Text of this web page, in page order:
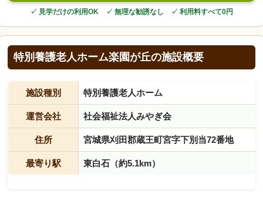
✓ 見学だけの利用OK ✓ 無理な勧誘なし ✓ 利用料すべて0円
特別養護老人ホーム楽園が丘の施設概要
施設種別 特別養護老人ホーム
運営会社 社会福祉法人みやぎ会
住所 宮城県刈田郡蔵王町宮字下別当72番地
最寄り駅 東白石（約5.1km）